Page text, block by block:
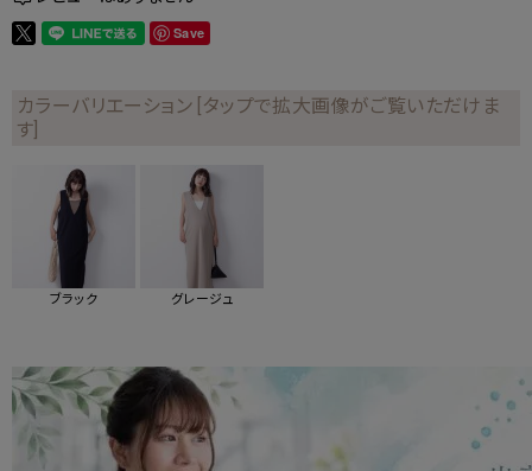
Save
カラーバリエーション [タップで拡大画像がご覧いただけま
す]
ブラック グレージュ